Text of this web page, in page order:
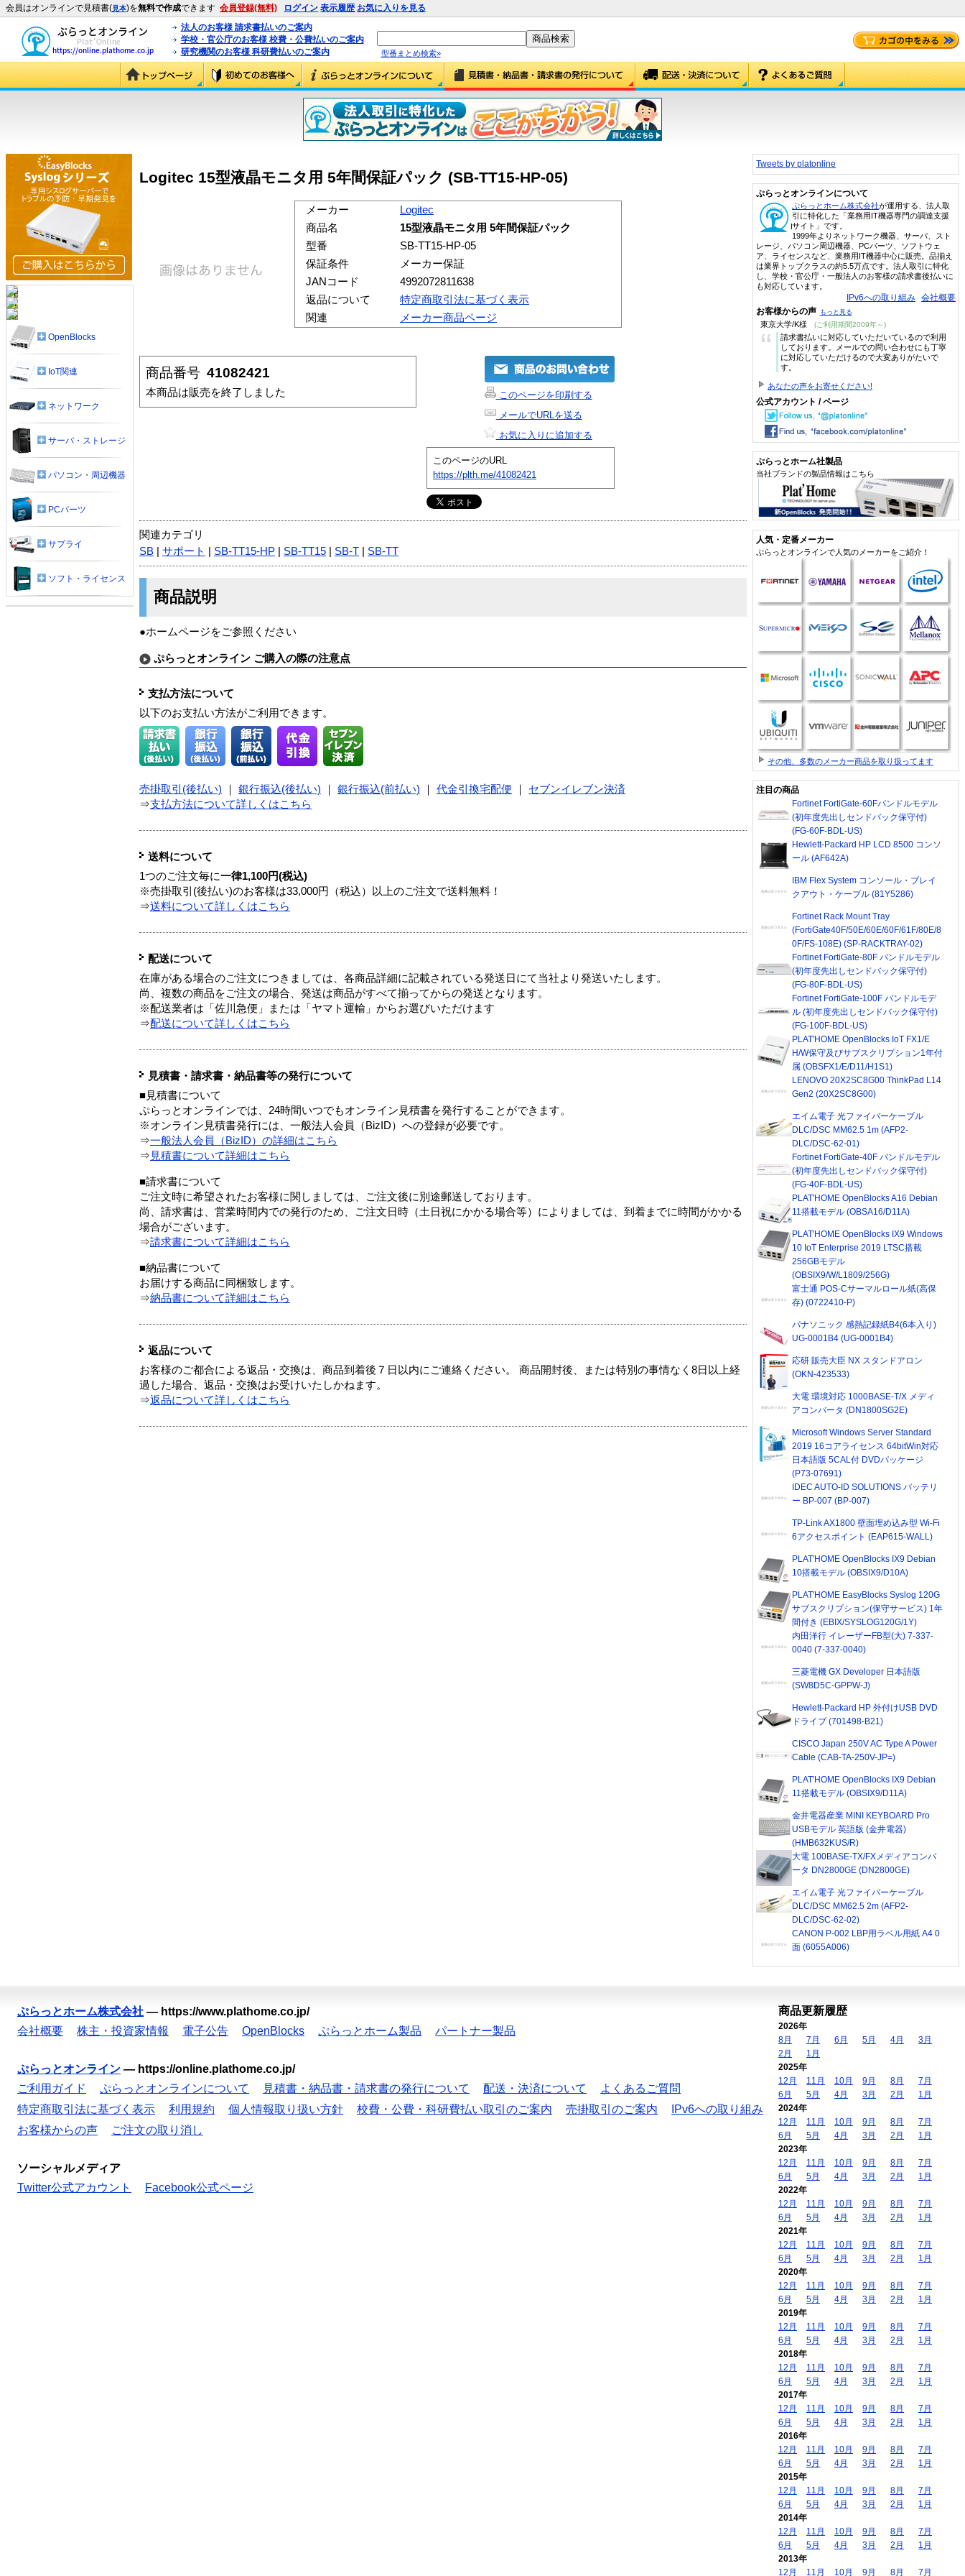
会員はオンラインで見積書(見本)を無料で作成できます 会員登録(無料) ログイン 表示履歴 お気に入りを見る
法人のお客様 請求書払いのご案内
学校・官公庁のお客様 校費・公費払いのご案内
研究機関のお客様 科研費払いのご案内
型番まとめ検索»
Logitec 15型液晶モニタ用 5年間保証パック (SB-TT15-HP-05)
メーカー
Logitec
商品名
15型液晶モニタ用 5年間保証パック
型番
SB-TT15-HP-05
保証条件
メーカー保証
JANコード
4992072811638
返品について
特定商取引法に基づく表示
関連
メーカー商品ページ
商品番号 41082421
本商品は販売を終了しました
このページを印刷する
メールでURLを送る
お気に入りに追加する
このページのURL
https://plth.me/41082421
関連カテゴリ
SB
サポート SB-TT15-HP SB-TT15 SB-T SB-TT
商品説明
●ホームページをご参照ください
ぷらっとオンライン ご購入の際の注意点
支払方法について
以下のお支払い方法がご利用できます。
売掛取引(後払い) 銀行振込(後払い) 銀行振込(前払い) 代金引換宅配便
セブンイレブン決済
⇒支払方法について詳しくはこちら
送料について
1つのご注文毎に一律1,100円(税込)
※売掛取引(後払い)のお客様は33,000円（税込）以上のご注文で送料無料！
⇒送料について詳しくはこちら
配送について
在庫がある場合のご注文につきましては、各商品詳細に記載されている発送日にて当社より発送いたします。
尚、複数の商品をご注文の場合、発送は商品がすべて揃ってからの発送となります。
※配送業者は「佐川急便」または「ヤマト運輸」からお選びいただけます
⇒配送について詳しくはこちら
見積書・請求書・納品書等の発行について
■見積書について
ぷらっとオンラインでは、24時間いつでもオンライン見積書を発行することができます。
※オンライン見積書発行には、一般法人会員（BizID）への登録が必要です。
⇒一般法人会員（BizID）の詳細はこちら
⇒ 見積書について詳細はこちら
■請求書について
ご注文時に希望されたお客様に関しましては、ご注文後に別途郵送しております。
尚、請求書は、営業時間内での発行のため、ご注文日時（土日祝にかかる場合等）によりましては、到着までに時間がかかる
場合がございます。
⇒請求書について詳細はこちら
■納品書について
お届けする商品に同梱致します。
⇒納品書について詳細はこちら
返品について
お客様のご都合による返品・交換は、商品到着後７日以内にご連絡ください。 商品開封後、または特別の事情なく8日以上経
過した場合、返品・交換はお受けいたしかねます。
⇒返品について詳しくはこちら
OpenBlocks
IoT関連
ネットワーク
サーバ・ストレージ
パソコン・周辺機器
PCパーツ
サプライ
ソフト・ライセンス
Tweets by platonline
ぷらっとオンラインについて
ぷらっとホーム株式会社が運用する、法人取
引に特化した「業務用IT機器専門の調達支援
サイト」です。
1999年よりネットワーク機器、サーバ、スト
レージ、パソコン周辺機器、PCパーツ、ソフトウェ
ア、ライセンスなど、業務用IT機器中心に販売。品揃え
は業界トップクラスの約5.5万点です。法人取引に特化
し、学校・官公庁・一般法人のお客様の請求書後払いに
も対応しています。
IPv6への取り組み 会社概要
お客様からの声 もっと見る
東京大学/K様 (ご利用期間2009年～)
“
請求書払いに対応していただいているので利用
しております。メールでの問い合わせにも丁寧
に対応していただけるので大変ありがたいで
す。
あなたの声をお寄せください!
公式アカウント / ページ
ぷらっとホーム社製品
当社ブランドの製品情報はこちら
人気・定番メーカー
ぷらっとオンラインで人気のメーカーをご紹介！
その他、多数のメーカー商品を取り扱ってます
注目の商品
Fortinet FortiGate-60Fバンドルモデル
(初年度先出しセンドバック保守付)
(FG-60F-BDL-US)
Hewlett-Packard HP LCD 8500 コンソ
ール (AF642A)
IBM Flex System コンソール・ブレイ
クアウト・ケーブル (81Y5286)
Fortinet Rack Mount Tray
(FortiGate40F/50E/60E/60F/61F/80E/8
0F/FS-108E) (SP-RACKTRAY-02)
Fortinet FortiGate-80F バンドルモデル
(初年度先出しセンドバック保守付)
(FG-80F-BDL-US)
Fortinet FortiGate-100F バンドルモデ
ル (初年度先出しセンドバック保守付)
(FG-100F-BDL-US)
PLAT'HOME OpenBlocks IoT FX1/E
H/W保守及びサブスクリプション1年付
属 (OBSFX1/E/D11/H1S1)
LENOVO 20X2SC8G00 ThinkPad L14
Gen2 (20X2SC8G00)
エイム電子 光ファイバーケーブル
DLC/DSC MM62.5 1m (AFP2-
DLC/DSC-62-01)
Fortinet FortiGate-40F バンドルモデル
(初年度先出しセンドバック保守付)
(FG-40F-BDL-US)
PLAT'HOME OpenBlocks A16 Debian
11搭載モデル (OBSA16/D11A)
PLAT'HOME OpenBlocks IX9 Windows
10 IoT Enterprise 2019 LTSC搭載
256GBモデル
(OBSIX9/W/L1809/256G)
富士通 POS-Cサーマルロール紙(高保
存) (0722410-P)
パナソニック 感熱記録紙B4(6本入り)
UG-0001B4 (UG-0001B4)
応研 販売大臣 NX スタンドアロン
(OKN-423533)
大電 環境対応 1000BASE-T/X メディ
アコンバータ (DN1800SG2E)
Microsoft Windows Server Standard
2019 16コアライセンス 64bitWin対応
日本語版 5CAL付 DVDパッケージ
(P73-07691)
IDEC AUTO-ID SOLUTIONS バッテリ
ー BP-007 (BP-007)
TP-Link AX1800 壁面埋め込み型 Wi-Fi
6アクセスポイント (EAP615-WALL)
PLAT'HOME OpenBlocks IX9 Debian
10搭載モデル (OBSIX9/D10A)
PLAT'HOME EasyBlocks Syslog 120G
サブスクリプション(保守サービス) 1年
間付き (EBIX/SYSLOG120G/1Y)
内田洋行 イレーザーFB型(大) 7-337-
0040 (7-337-0040)
三菱電機 GX Developer 日本語版
(SW8D5C-GPPW-J)
Hewlett-Packard HP 外付けUSB DVD
ドライブ (701498-B21)
CISCO Japan 250V AC Type A Power
Cable (CAB-TA-250V-JP=)
PLAT'HOME OpenBlocks IX9 Debian
11搭載モデル (OBSIX9/D11A)
金井電器産業 MINI KEYBOARD Pro
USBモデル 英語版 (金井電器)
(HMB632KUS/R)
大電 100BASE-TX/FXメディアコンバ
ータ DN2800GE (DN2800GE)
エイム電子 光ファイバーケーブル
DLC/DSC MM62.5 2m (AFP2-
DLC/DSC-62-02)
CANON P-002 LBP用ラベル用紙 A4 0
面 (6055A006)
ぷらっとホーム株式会社 — https://www.plathome.co.jp/
会社概要
株主・投資家情報 電子公告 OpenBlocks ぷらっとホーム製品 パートナー製品
ぷらっとオンライン — https://online.plathome.co.jp/
ご利用ガイド
ぷらっとオンラインについて 見積書・納品書・請求書の発行について 配送・決済について
よくあるご質問
特定商取引法に基づく表示
利用規約 個人情報取り扱い方針 校費・公費・科研費払い取引のご案内 売掛取引のご案内
IPv6への取り組み
お客様からの声
ご注文の取り消し
ソーシャルメディア
Twitter公式アカウント
Facebook公式ページ
商品更新履歴
2026年
8月
7月 6月 5月 4月
3月
2月
1月
2025年
12月
11月 10月 9月 8月
7月
6月
5月 4月 3月 2月
1月
2024年
12月
11月 10月 9月 8月
7月
6月
5月 4月 3月 2月
1月
2023年
12月
11月 10月 9月 8月
7月
6月
5月 4月 3月 2月
1月
2022年
12月
11月 10月 9月 8月
7月
6月
5月 4月 3月 2月
1月
2021年
12月
11月 10月 9月 8月
7月
6月
5月 4月 3月 2月
1月
2020年
12月
11月 10月 9月 8月
7月
6月
5月 4月 3月 2月
1月
2019年
12月
11月 10月 9月 8月
7月
6月
5月 4月 3月 2月
1月
2018年
12月
11月 10月 9月 8月
7月
6月
5月 4月 3月 2月
1月
2017年
12月
11月 10月 9月 8月
7月
6月
5月 4月 3月 2月
1月
2016年
12月
11月 10月 9月 8月
7月
6月
5月 4月 3月 2月
1月
2015年
12月
11月 10月 9月 8月
7月
6月
5月 4月 3月 2月
1月
2014年
12月
11月 10月 9月 8月
7月
6月
5月 4月 3月 2月
1月
2013年
12月
11月 10月 9月 8月 7月